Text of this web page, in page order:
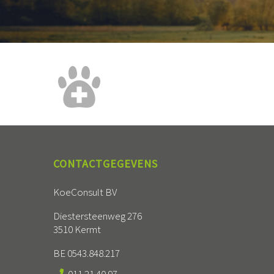
CONTACTGEGEVENS
KoeConsult BV
Diestersteenweg 276
3510 Kermt
BE 0543.848.217